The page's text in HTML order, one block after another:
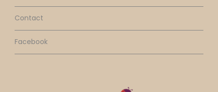
Contact
Facebook